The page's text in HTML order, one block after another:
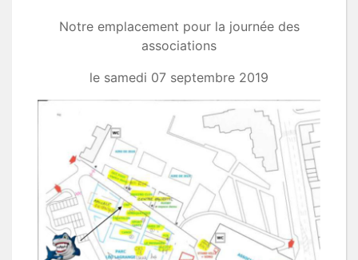
Notre emplacement pour la journée des
associations
le samedi 07 septembre 2019